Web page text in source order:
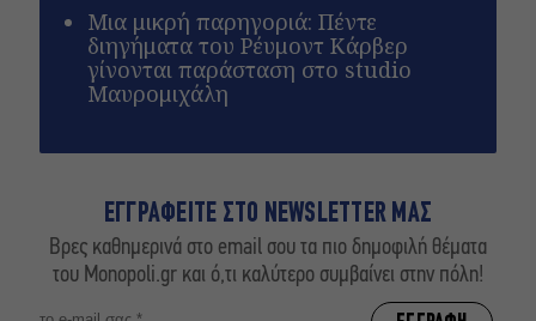
Μια μικρή παρηγοριά: Πέντε
διηγήματα του Ρέυμοντ Κάρβερ
γίνονται παράσταση στο studio
Μαυρομιχάλη
ΕΓΓΡΑΦΕΙΤΕ ΣΤΟ NEWSLETTER ΜΑΣ
Βρες καθημερινά στο email σου τα πιο δημοφιλή θέματα
του Monopoli.gr και ό,τι καλύτερο συμβαίνει στην πόλη!